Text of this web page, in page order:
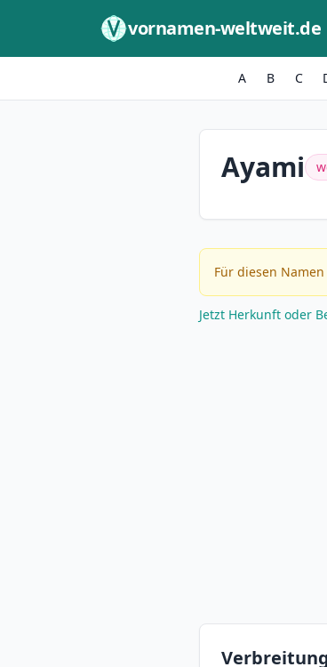
vornamen-weltweit.de
A B C
Ayami
Für diesen
Jetzt Herkunft oder
Verbreitung